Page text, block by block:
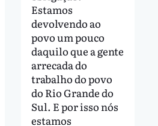
Estamos
devolvendo ao
povo um pouco
daquilo que a gente
arrecada do
trabalho do povo
do Rio Grande do
Sul. E por isso nós
estamos